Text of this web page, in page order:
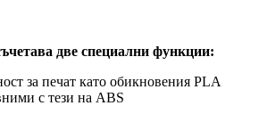
две специални функции:
за печат като обикновения PLA
с тези на ABS